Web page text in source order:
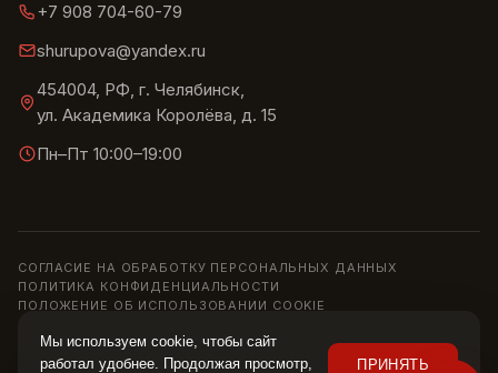
+7 908 704-60-79
shurupova@yandex.ru
454004, РФ, г. Челябинск,
ул. Академика Королёва, д. 15
Пн–Пт 10:00–19:00
СОГЛАСИЕ НА ОБРАБОТКУ ПЕРСОНАЛЬНЫХ ДАННЫХ
ПОЛИТИКА КОНФИДЕНЦИАЛЬНОСТИ
ПОЛОЖЕНИЕ ОБ ИСПОЛЬЗОВАНИИ COOKIE
Информация на сайте носит справочный характер и не является
Мы используем cookie, чтобы сайт
работал удобнее. Продолжая просмотр,
ПРИНЯТЬ